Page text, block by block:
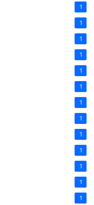
1
1
1
1
1
1
1
1
1
1
1
1
1